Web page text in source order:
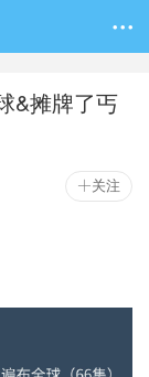
&摊牌了丐
关注